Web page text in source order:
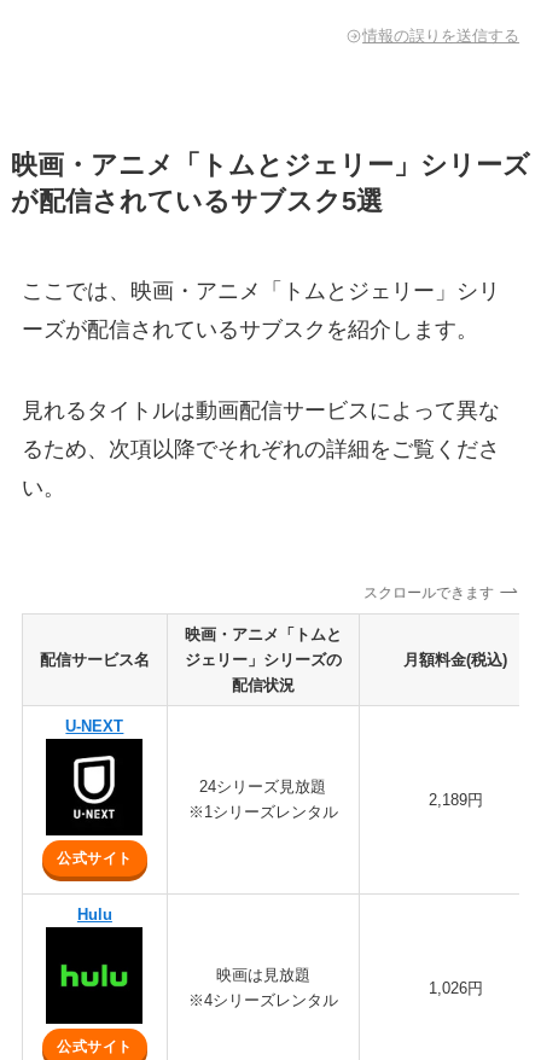
情報の誤りを送信する
映画・アニメ「トムとジェリー」シリーズ
が配信されているサブスク5選
ここでは、映画・アニメ「トムとジェリー」シリ
ーズが配信されているサブスクを紹介します。
見れるタイトルは動画配信サービスによって異な
るため、次項以降でそれぞれの詳細をご覧くださ
い。
スクロールできます
配信サービス名
映画・アニメ「トムと
ジェリー」シリーズの
配信状況
月額料金(税込)
U-NEXT
公式サイト
24シリーズ見放題
※1シリーズレンタル
2,189円
Hulu
公式サイト
映画は見放題
※4シリーズレンタル
1,026円